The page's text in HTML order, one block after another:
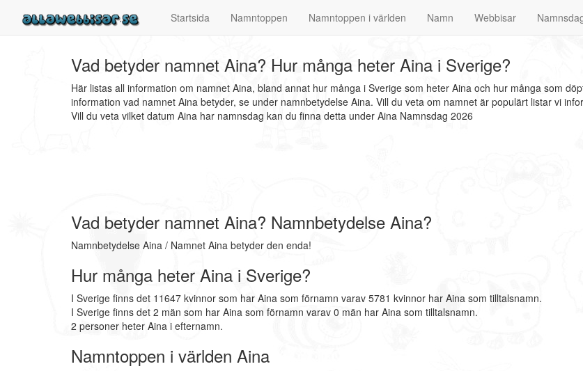
Startsida Namntoppen Namntoppen i världen Namn Webbisar
Vad betyder namnet Aina? Hur många heter Aina i Sverige?
Här listas all information om namnet Aina, bland annat hur många i Sverige som heter Aina och hur många som
information vad namnet Aina betyder, se under namnbetydelse Aina. Vill du veta om namnet är populärt listar vi
Vill du veta vilket datum Aina har namnsdag kan du finna detta under Aina Namnsdag 2026
Vad betyder namnet Aina? Namnbetydelse Aina?
Namnbetydelse Aina / Namnet Aina betyder den enda!
Hur många heter Aina i Sverige?
I Sverige finns det 11647 kvinnor som har Aina som förnamn varav 5781 kvinnor har Aina som tilltalsnamn.
I Sverige finns det 2 män som har Aina som förnamn varav 0 män har Aina som tilltalsnamn.
2 personer heter Aina i efternamn.
Namntoppen i världen Aina